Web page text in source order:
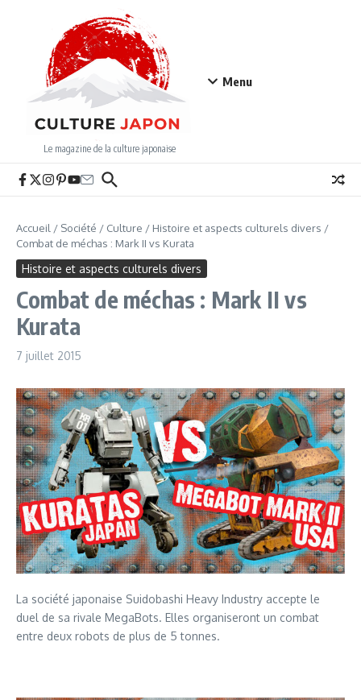
Le magazine de la culture japonaise
Menu
Accueil / Société / Culture / Histoire et aspects culturels divers /
Combat de méchas : Mark II vs Kurata
Histoire et aspects culturels divers
Combat de méchas : Mark II vs
Kurata
7 juillet 2015
La société japonaise Suidobashi Heavy Industry accepte le
duel de sa rivale MegaBots. Elles organiseront un combat
entre deux robots de plus de 5 tonnes.